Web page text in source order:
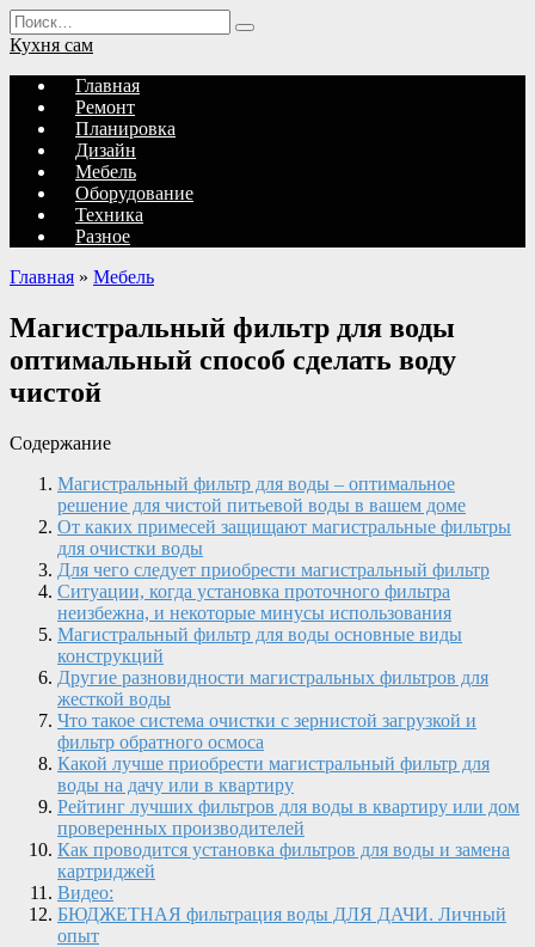
Перейти
к
содержанию
Search
for:
Кухня сам
Главная
Ремонт
Планировка
Дизайн
Мебель
Оборудование
Техника
Разное
Главная » Мебель
Магистральный фильтр для воды
оптимальный способ сделать воду
чистой
Содержание
Магистральный фильтр для воды – оптимальное
решение для чистой питьевой воды в вашем доме
От каких примесей защищают магистральные фильтры
для очистки воды
Для чего следует приобрести магистральный фильтр
Ситуации, когда установка проточного фильтра
неизбежна, и некоторые минусы использования
Магистральный фильтр для воды основные виды
конструкций
Другие разновидности магистральных фильтров для
жесткой воды
Что такое система очистки с зернистой загрузкой и
фильтр обратного осмоса
Какой лучше приобрести магистральный фильтр для
воды на дачу или в квартиру
Рейтинг лучших фильтров для воды в квартиру или дом
проверенных производителей
Как проводится установка фильтров для воды и замена
картриджей
Видео:
БЮДЖЕТНАЯ фильтрация воды ДЛЯ ДАЧИ. Личный
опыт